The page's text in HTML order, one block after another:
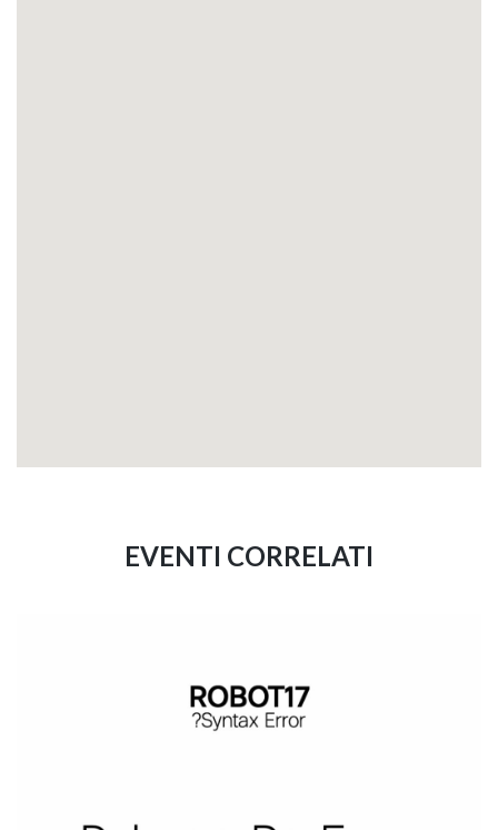
EVENTI CORRELATI